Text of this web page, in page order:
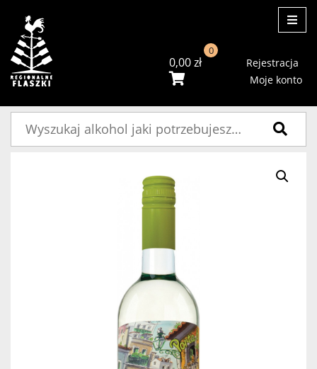
0,00zł
0
Rejestracja
Moje konto